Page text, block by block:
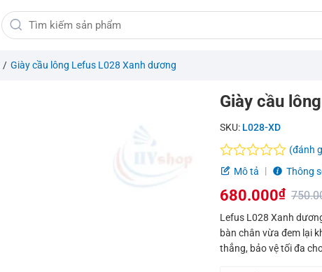
Tìm
kiếm:
/ Giày cầu lông Lefus L028 Xanh dương
Giày cầu
SKU: L028-XD
Được
hạng
5
sao
(đánh
Mô tả
Thông
Giá
gốc
680.000₫
Giá
hiện
Lefus L028 Xanh
bàn chân vừa đem lại
thẳng, bảo vệ tối đa